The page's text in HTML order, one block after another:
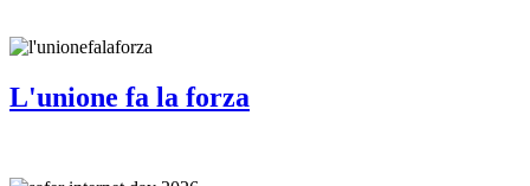
L'unione fa la forza